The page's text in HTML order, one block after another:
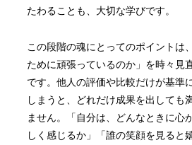
たわることも、大切な学びです。
この段階の魂にとってのポイントは
ために頑張っているのか」を時々見
です。他人の評価や比較だけが基準
しまうと、どれだけ成果を出しても
ません。「自分は、どんなときに心
しく感じるか」「誰の笑顔を見ると